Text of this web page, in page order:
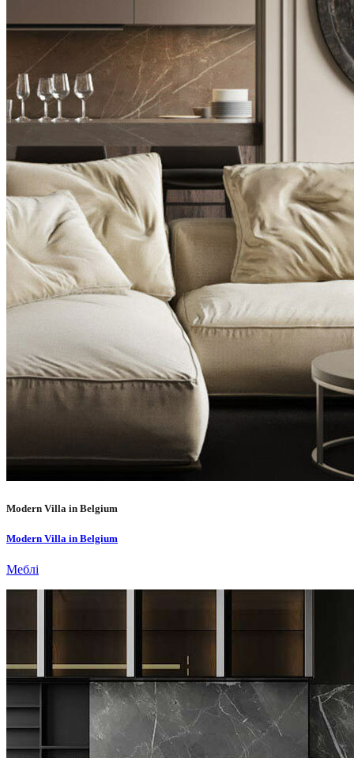
Modern Villa in Belgium
Modern Villa in Belgium
Меблі